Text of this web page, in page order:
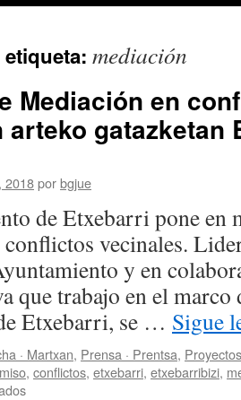
mediación
Mediación en
gatazketan
2018porbgjue
de Etxebarri pone en
vecinales.
y en
que trabajo en el marco
Etxebarri, se … Sigue
· Martxan, Prensa · Prentsa,
, conflictos, etxebarri, etxebarribizi,
en